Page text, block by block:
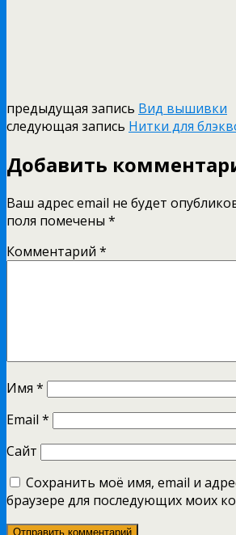
предыдущая запись Вид вышивки
следующая запись Нитки для
Добавить
Ваш адрес email не будет
поля помечены *
Комментарий *
Имя *
Email *
Сайт
Сохранить моё имя, email и
браузере для последующих моих